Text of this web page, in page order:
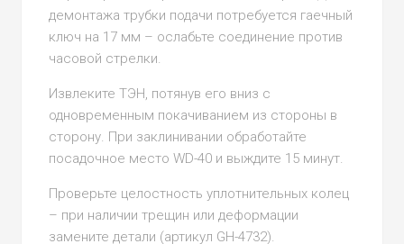
демонтажа трубки подачи потребуется гаечный
ключ на 17 мм – ослабьте соединение против
часовой стрелки.
Извлеките ТЭН, потянув его вниз с
одновременным покачиванием из стороны в
сторону. При заклинивании обработайте
посадочное место WD-40 и выждите 15 минут.
Проверьте целостность уплотнительных колец
– при наличии трещин или деформации
замените детали (артикул GH-4732).